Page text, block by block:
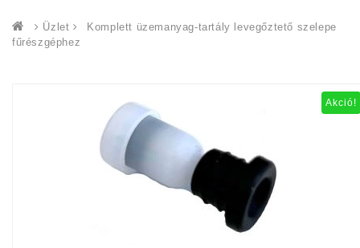
Üzlet
Komplett üzemanyag-tartály levegőztető szelepe
fűrészgéphez
Akció!